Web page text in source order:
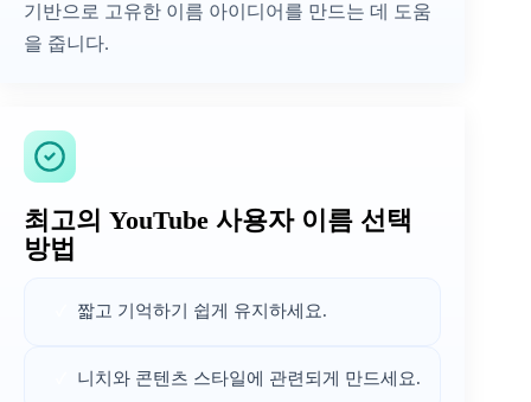
기반으로 고유한 이름 아이디어를 만드는 데 도움
을 줍니다.
최고의 YouTube 사용자 이름 선택
방법
짧고 기억하기 쉽게 유지하세요.
니치와 콘텐츠 스타일에 관련되게 만드세요.